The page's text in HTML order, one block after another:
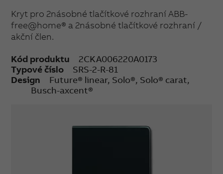
Kryt pro 2násobné tlačítkové rozhraní ABB-
free@home® a 2násobné tlačítkové rozhraní /
akční člen.
Kód produktu
2CKA006220A0173
Typové číslo
SRS-2-R-81
Design
Future® linear, Solo®, Solo® carat,
Busch-axcent®